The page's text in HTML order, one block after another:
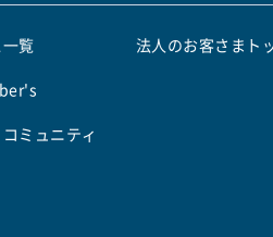
覧
ミュニティ
法人のお客さまト